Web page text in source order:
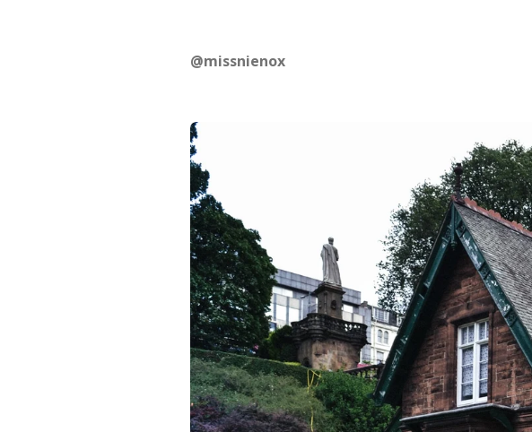
@missnienox